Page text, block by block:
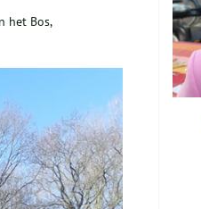
het Bos,